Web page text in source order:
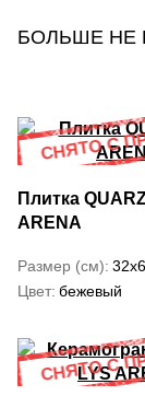
БОЛЬШЕ НЕ
Плитка
ARENA
Размер (см)
Цвет бежевый